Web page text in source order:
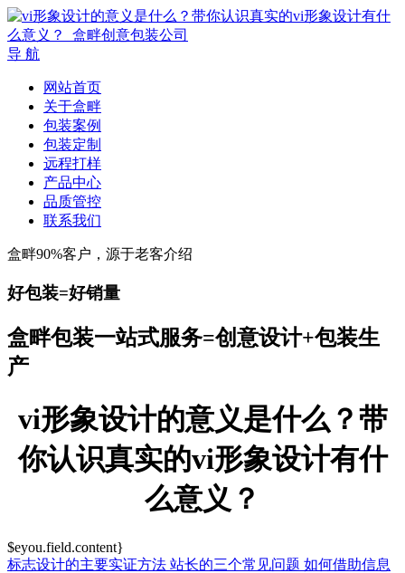
导 航
网站首页
关于盒畔
包装案例
包装定制
远程打样
产品中心
品质管控
联系我们
盒畔90%客户，源于老客介绍
好包装=好销量
盒畔包装一站式服务=创意设计+包装生
产
vi形象设计的意义是什么？带
你认识真实的vi形象设计有什
么意义？
$eyou.field.content}
标志设计的主要实证方法 站长的三个常见问题 如何借助信息